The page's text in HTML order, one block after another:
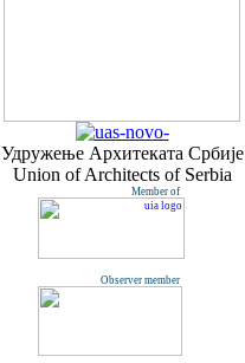
Удружењe Архитеката Србије
Union of Architects of Serbia
Member of
Observer member